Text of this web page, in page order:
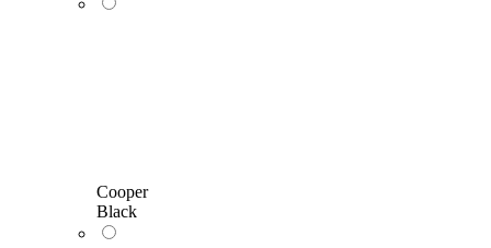
Cooper
Black